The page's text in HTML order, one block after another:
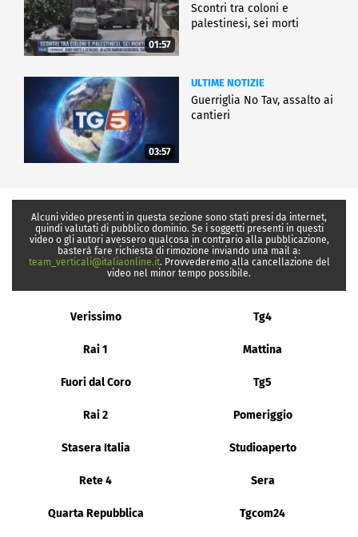
01:57
Scontri tra coloni e
palestinesi, sei morti
03:57
ULTIME NOTIZIE
Guerriglia No Tav, assalto ai
cantieri
Alcuni video presenti in questa sezione sono stati presi da internet,
quindi valutati di pubblico dominio. Se i soggetti presenti in questi
video o gli autori avessero qualcosa in contrario alla pubblicazione,
basterà fare richiesta di rimozione inviando una mail a:
team_verticali@italiaonline.it. Provvederemo alla cancellazione del
video nel minor tempo possibile.
Verissimo Tg4
Rai 1 Mattina
Fuori dal Coro Tg5
Rai 2 Pomeriggio
Stasera Italia Studioaperto
Rete 4 Sera
Quarta Repubblica Tgcom24